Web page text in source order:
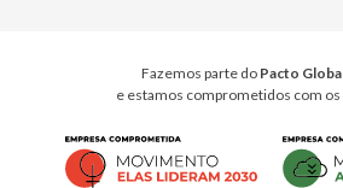
Fazemos parte do Pacto
e estamos comprometidos com